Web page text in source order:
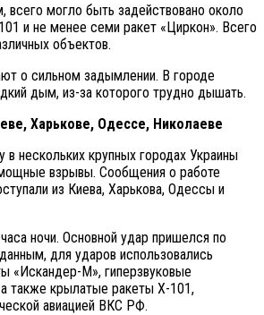
могло быть задействовано около
и не менее семи ракет «Циркон». Всего
объектов.
о сильном задымлении. В городе
дым, из-за которого трудно дышать.
Харькове, Одессе, Николаеве
нескольких крупных городах Украины
взрывы. Сообщения о работе
из Киева, Харькова, Одессы и
ночи. Основной удар пришелся по
для ударов использовались
«Искандер-М», гиперзвуковые
также крылатые ракеты Х-101,
авиацией ВКС РФ.